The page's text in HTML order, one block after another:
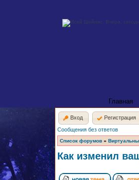
Главная
Вход
Регистрация
Сообщения без ответов
Список форумов »
Как изменил